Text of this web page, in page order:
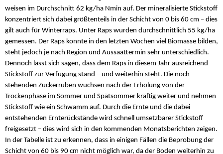
weisen im Durchschnitt 62 kg/ha Nmin auf. Der mineralisierte Stickstoff
konzentriert sich dabei größtenteils in der Schicht von 0 bis 60 cm – dies
gilt auch für Winterraps. Unter Raps wurden durchschnittlich 55 kg/ha
gemessen. Der Raps konnte in den letzten Wochen viel Biomasse bilden,
steht jedoch je nach Region und Aussaattermin sehr unterschiedlich.
Dennoch lässt sich sagen, dass dem Raps in diesem Jahr ausreichend
Stickstoff zur Verfügung stand – und weiterhin steht. Die noch
stehenden Zuckerrüben wuchsen nach der Erholung von der
Trockenphase im Sommer und Spätsommer kräftig weiter und nehmen
Stickstoff wie ein Schwamm auf. Durch die Ernte und die dabei
entstehenden Ernterückstände wird schnell umsetzbarer Stickstoff
freigesetzt – dies wird sich in den kommenden Monatsberichten zeigen.
In der Tabelle ist zu erkennen, dass in einigen Fällen die Beprobung der
Schicht von 60 bis 90 cm nicht möglich war, da der Boden weiterhin zu